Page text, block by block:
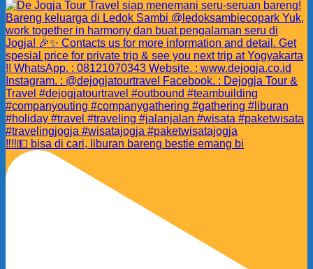
‼️‼️💵 bisa di cari, liburan bareng bestie emang bi